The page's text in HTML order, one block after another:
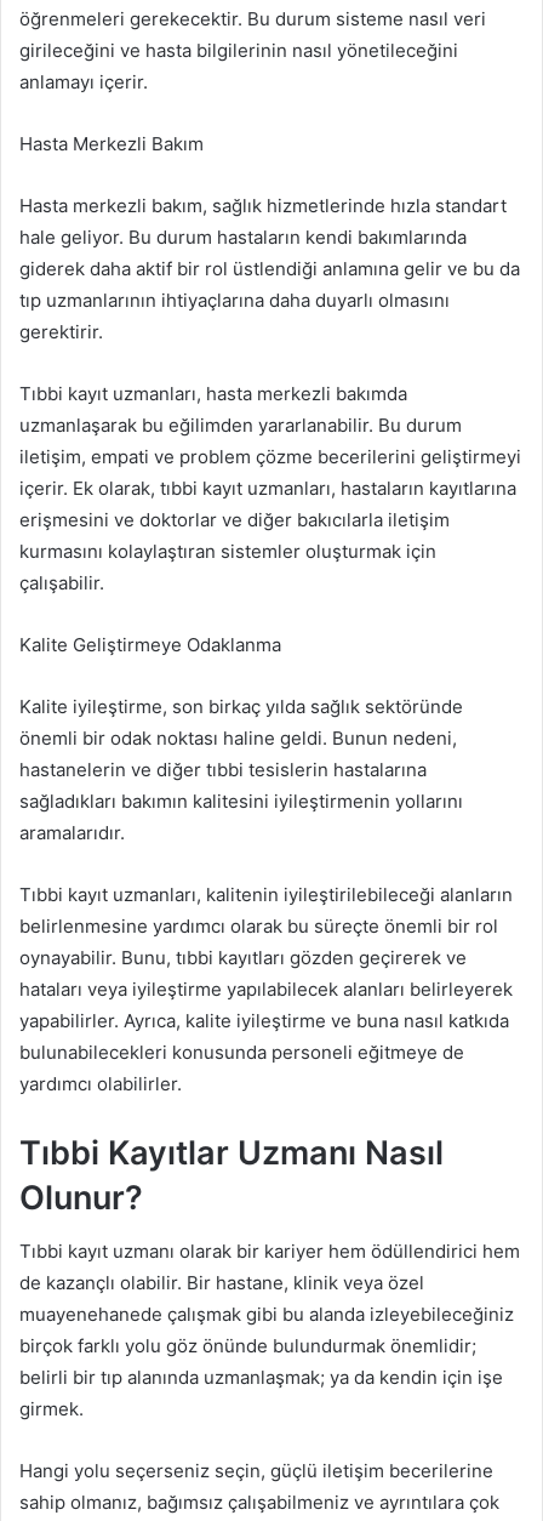
öğrenmeleri gerekecektir. Bu durum sisteme nasıl veri
girileceğini ve hasta bilgilerinin nasıl yönetileceğini
anlamayı içerir.
Hasta Merkezli Bakım
Hasta merkezli bakım, sağlık hizmetlerinde hızla standart
hale geliyor. Bu durum hastaların kendi bakımlarında
giderek daha aktif bir rol üstlendiği anlamına gelir ve bu da
tıp uzmanlarının ihtiyaçlarına daha duyarlı olmasını
gerektirir.
Tıbbi kayıt uzmanları, hasta merkezli bakımda
uzmanlaşarak bu eğilimden yararlanabilir. Bu durum
iletişim, empati ve problem çözme becerilerini geliştirmeyi
içerir. Ek olarak, tıbbi kayıt uzmanları, hastaların kayıtlarına
erişmesini ve doktorlar ve diğer bakıcılarla iletişim
kurmasını kolaylaştıran sistemler oluşturmak için
çalışabilir.
Kalite Geliştirmeye Odaklanma
Kalite iyileştirme, son birkaç yılda sağlık sektöründe
önemli bir odak noktası haline geldi. Bunun nedeni,
hastanelerin ve diğer tıbbi tesislerin hastalarına
sağladıkları bakımın kalitesini iyileştirmenin yollarını
aramalarıdır.
Tıbbi kayıt uzmanları, kalitenin iyileştirilebileceği alanların
belirlenmesine yardımcı olarak bu süreçte önemli bir rol
oynayabilir. Bunu, tıbbi kayıtları gözden geçirerek ve
hataları veya iyileştirme yapılabilecek alanları belirleyerek
yapabilirler. Ayrıca, kalite iyileştirme ve buna nasıl katkıda
bulunabilecekleri konusunda personeli eğitmeye de
yardımcı olabilirler.
Tıbbi Kayıtlar Uzmanı Nasıl
Olunur?
Tıbbi kayıt uzmanı olarak bir kariyer hem ödüllendirici hem
de kazançlı olabilir. Bir hastane, klinik veya özel
muayenehanede çalışmak gibi bu alanda izleyebileceğiniz
birçok farklı yolu göz önünde bulundurmak önemlidir;
belirli bir tıp alanında uzmanlaşmak; ya da kendin için işe
girmek.
Hangi yolu seçerseniz seçin, güçlü iletişim becerilerine
sahip olmanız, bağımsız çalışabilmeniz ve ayrıntılara çok